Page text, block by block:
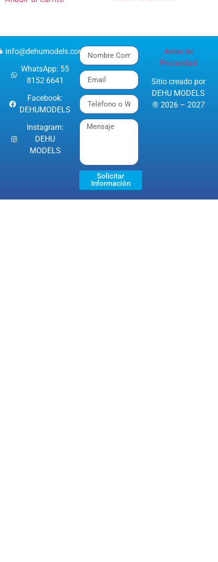
info@dehumodels.com
WhatsApp: 55
8152 6641
Facebook:
DEHUMODELS
Instagram:
DEHU
MODELS
Solicitar
Información
Aviso de
Privacidad
Sitio creado por
DEHU MODELS
® 2026 – 2027